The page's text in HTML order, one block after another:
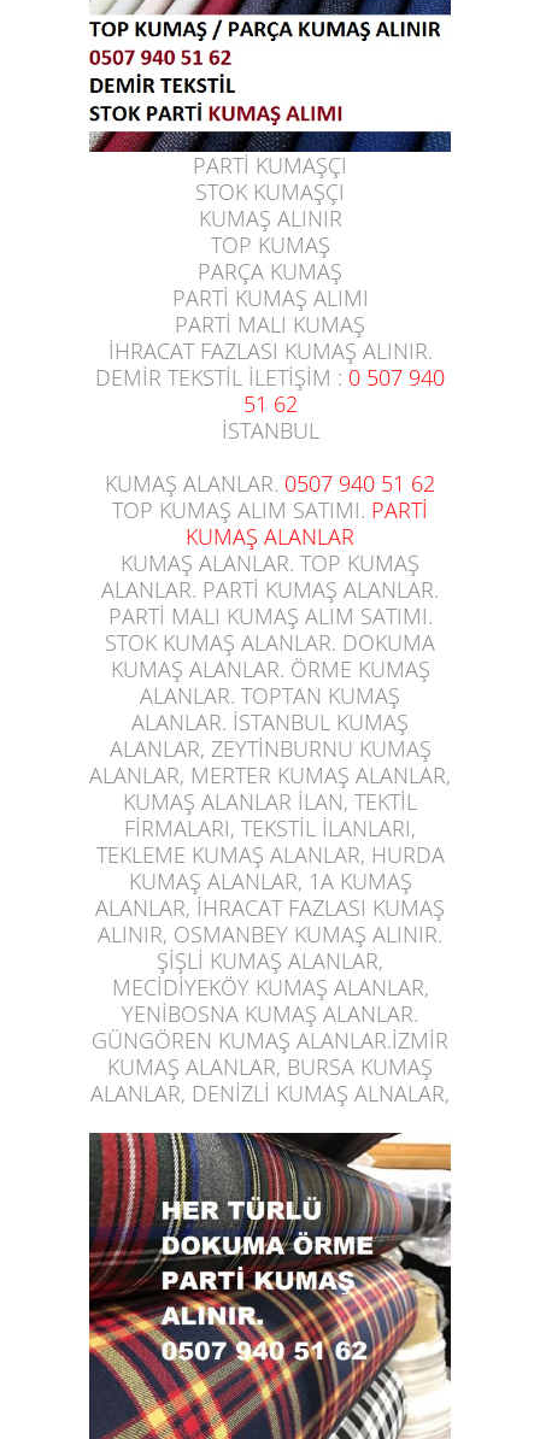
PARTİ KUMAŞÇI
STOK KUMAŞÇI
KUMAŞ ALINIR
TOP KUMAŞ
PARÇA KUMAŞ
PARTİ KUMAŞ ALIMI
PARTİ MALI KUMAŞ
İHRACAT FAZLASI KUMAŞ ALINIR.
DEMİR TEKSTİL İLETİŞİM : 0 507 940
51 62
İSTANBUL
KUMAŞ ALANLAR. 0507 940 51 62
TOP KUMAŞ ALIM SATIMI. PARTİ
KUMAŞ ALANLAR
KUMAŞ ALANLAR. TOP KUMAŞ
ALANLAR. PARTİ KUMAŞ ALANLAR.
PARTİ MALI KUMAŞ ALIM SATIMI.
STOK KUMAŞ ALANLAR. DOKUMA
KUMAŞ ALANLAR. ÖRME KUMAŞ
ALANLAR. TOPTAN KUMAŞ
ALANLAR. İSTANBUL KUMAŞ
ALANLAR, ZEYTİNBURNU KUMAŞ
ALANLAR, MERTER KUMAŞ ALANLAR,
KUMAŞ ALANLAR İLAN, TEKTİL
FİRMALARI, TEKSTİL İLANLARI,
TEKLEME KUMAŞ ALANLAR, HURDA
KUMAŞ ALANLAR, 1A KUMAŞ
ALANLAR, İHRACAT FAZLASI KUMAŞ
ALINIR, OSMANBEY KUMAŞ ALINIR.
ŞİŞLİ KUMAŞ ALANLAR,
MECİDİYEKÖY KUMAŞ ALANLAR,
YENİBOSNA KUMAŞ ALANLAR.
GÜNGÖREN KUMAŞ ALANLAR.İZMİR
KUMAŞ ALANLAR, BURSA KUMAŞ
ALANLAR, DENİZLİ KUMAŞ ALNALAR,